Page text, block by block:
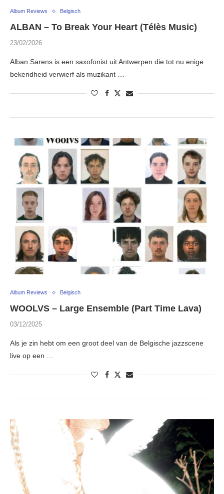
Album Reviews Belgisch
ALBAN – To Break Your Heart (Télès Music)
23/02/2026
Alban Sarens is een saxofonist uit Antwerpen die tot nu enige
bekendheid verwierf als muzikant …
Album Reviews Belgisch
WOOLVS – Large Ensemble (Part Time Lava)
03/12/2025
Als je zin hebt om een groot deel van de Belgische jazzscene
live op een …